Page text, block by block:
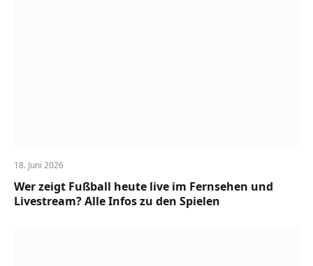
18. Juni 2026
Wer zeigt Fußball heute live im Fernsehen und
Livestream? Alle Infos zu den Spielen